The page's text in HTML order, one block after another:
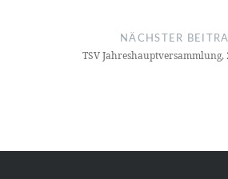
NÄCHSTER
TSV Jahreshauptversammlung,